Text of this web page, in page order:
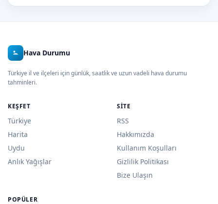
Hava Durumu
Türkiye il ve ilçeleri için günlük, saatlik ve uzun vadeli hava durumu
tahminleri.
KEŞFET
Türkiye
Harita
Uydu
Anlık Yağışlar
SITE
RSS
Hakkımızda
Kullanım Koşulları
Gizlilik Politikası
Bize Ulaşın
POPÜLER